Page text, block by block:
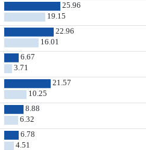
25.96
19.15
22.96
16.01
6.67
3.71
21.57
10.25
8.88
6.32
6.78
4.51